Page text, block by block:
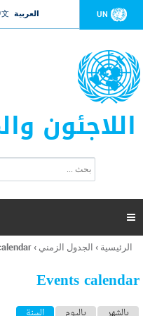
UN العربية
اللاجئون
ت
ر
ل
ح
ب

أنت
هنا
الرئيسية › الجدول الزمني ›
Events calendar